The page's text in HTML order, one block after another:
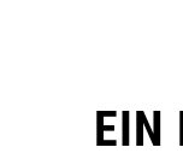
EIN